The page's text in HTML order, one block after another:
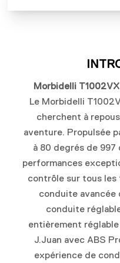
Morbidelli
Le Morbidelli
cherchent à
aventure. Propulsée
à 80 degrés de
performances
contrôle sur tous les
conduite avancée
conduite
entièrement
J.Juan avec ABS
expérience de